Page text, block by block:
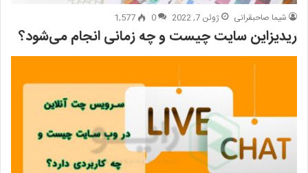
شیما صاحبقرانی ژوئن 7, 2022 0
1,577
ریدیزاین سایت چیست و چه زمانی انجام می‌شود؟